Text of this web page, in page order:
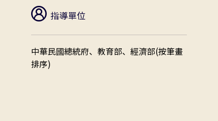
指導單位
中華民國總統府、教育部、經濟部(按筆畫
排序)